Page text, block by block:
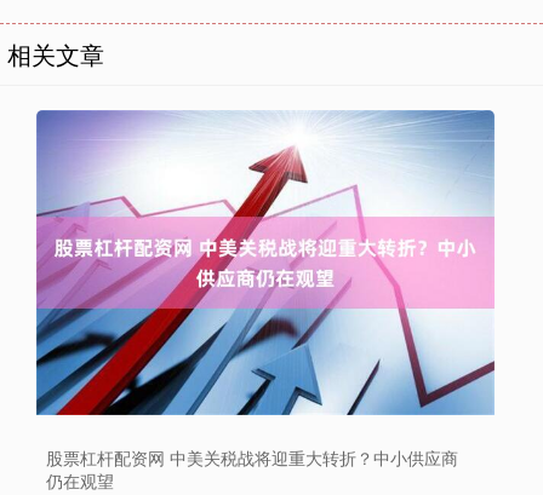
相关文章
股票杠杆配资网 中美关税战将迎重大转折？中小供应商
仍在观望